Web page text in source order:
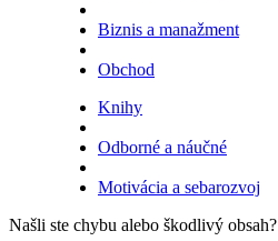
Biznis a manažment
Obchod
Knihy
Odborné a náučné
Motivácia a sebarozvoj
Našli ste chybu alebo škodlivý obsah?